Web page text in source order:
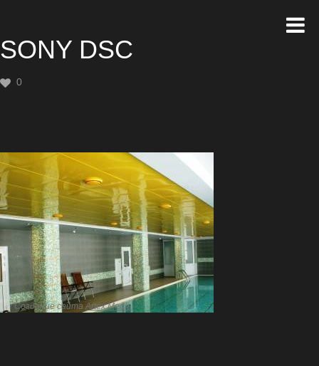
SONY DSC
0
Создание сайтаArtex Media